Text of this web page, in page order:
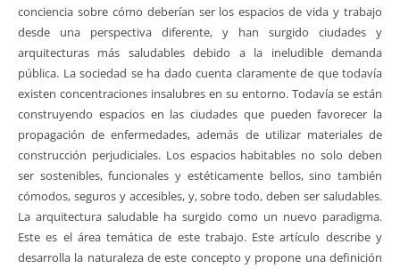
conciencia sobre cómo deberían ser los espacios de vida y trabajo
desde una perspectiva diferente, y han surgido ciudades y
arquitecturas más saludables debido a la ineludible demanda
pública. La sociedad se ha dado cuenta claramente de que todavía
existen concentraciones insalubres en su entorno. Todavía se están
construyendo espacios en las ciudades que pueden favorecer la
propagación de enfermedades, además de utilizar materiales de
construcción perjudiciales. Los espacios habitables no solo deben
ser sostenibles, funcionales y estéticamente bellos, sino también
cómodos, seguros y accesibles, y, sobre todo, deben ser saludables.
La arquitectura saludable ha surgido como un nuevo paradigma.
Este es el área temática de este trabajo. Este artículo describe y
desarrolla la naturaleza de este concepto y propone una definición